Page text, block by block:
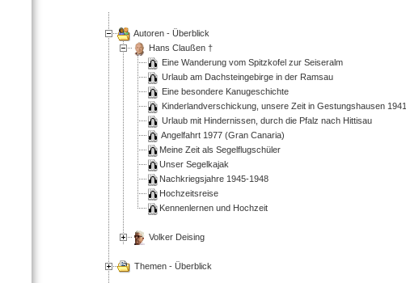
Autoren - Überblick
Hans Claußen †
Eine Wanderung vom Spitzkofel zur Seiseralm
Urlaub am Dachsteingebirge in der Ramsau
Eine besondere Kanugeschichte
Kinderlandverschickung, unsere Zeit in Gestungshausen
Urlaub mit Hindernissen, durch die Pfalz nach Hittisau
Angelfahrt 1977 (Gran Canaria)
Meine Zeit als Segelflugschüler
Unser Segelkajak
Nachkriegsjahre 1945-1948
Hochzeitsreise
Kennenlernen und Hochzeit
Volker Deising
Themen - Überblick